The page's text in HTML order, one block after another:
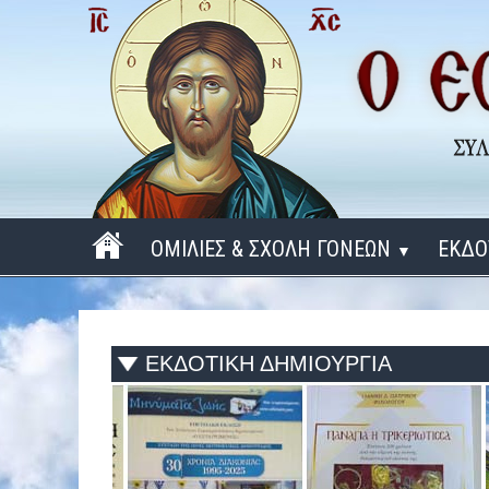
ΟΜΙΛΙΕΣ & ΣΧΟΛΗ ΓΟΝΕΩΝ ▼
ΠΕΡΙΟΔΟΣ 2025 - 2026
ΠΕΡΙΟΔΟΣ 2024 - 2025
ΠΕΡΙΟΔΟΣ 2023 - 2024
ΠΕΡΙΟΔΟΣ 2022 - 2023
ΕΚΔΟΤΙΚΗ ΔΗΜΙΟΥΡΓΙΑ